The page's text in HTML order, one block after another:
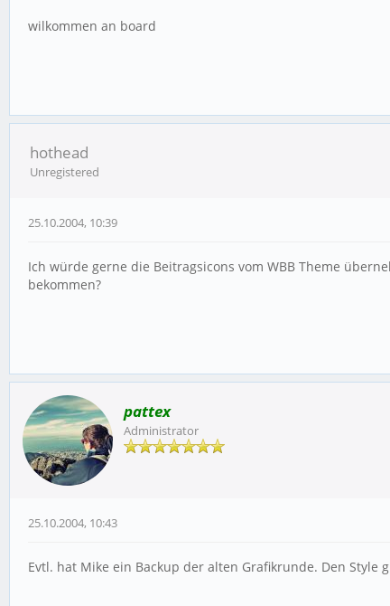
wilkommen an board
hothead
Unregistered
25.10.2004, 10:39
Ich würde gerne die Beitragsicons vom WBB Theme
bekommen?
pattex
Administrator
25.10.2004, 10:43
Evtl. hat Mike ein Backup der alten Grafikrunde. Den